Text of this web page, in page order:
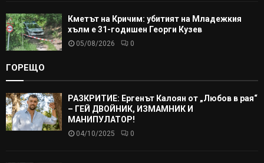
Кметът на Кричим: убитият на Младежкия
хълм е 31-годишен Георги Кузев
05/08/2026 0
ГОРЕЩО
РАЗКРИТИЕ: Ергенът Калоян от „Любов в рая“
– ГЕЙ ДВОЙНИК, ИЗМАМНИК И
МАНИПУЛАТОР!
04/10/2025 0